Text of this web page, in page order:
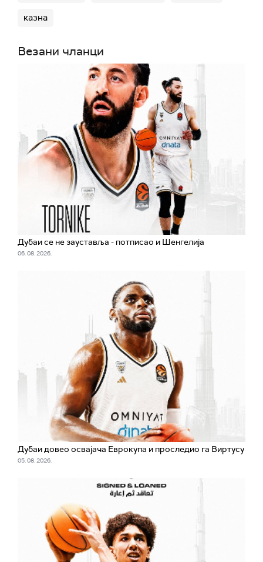
казна
Везани чланци
Дубаи се не зауставља - потписао и Шенгелија
06. 08. 2026.
Дубаи довео освајача Еврокупа и проследио га Виртусу
05. 08. 2026.